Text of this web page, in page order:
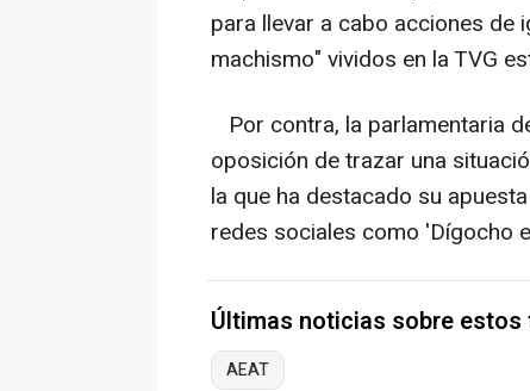
para llevar a cabo acciones de
machismo" vividos en la TVG
Por contra, la parlamentaria
oposición de trazar una
la que ha destacado su
redes sociales como 'Dígocho
Últimas noticias sobre estos
AEAT